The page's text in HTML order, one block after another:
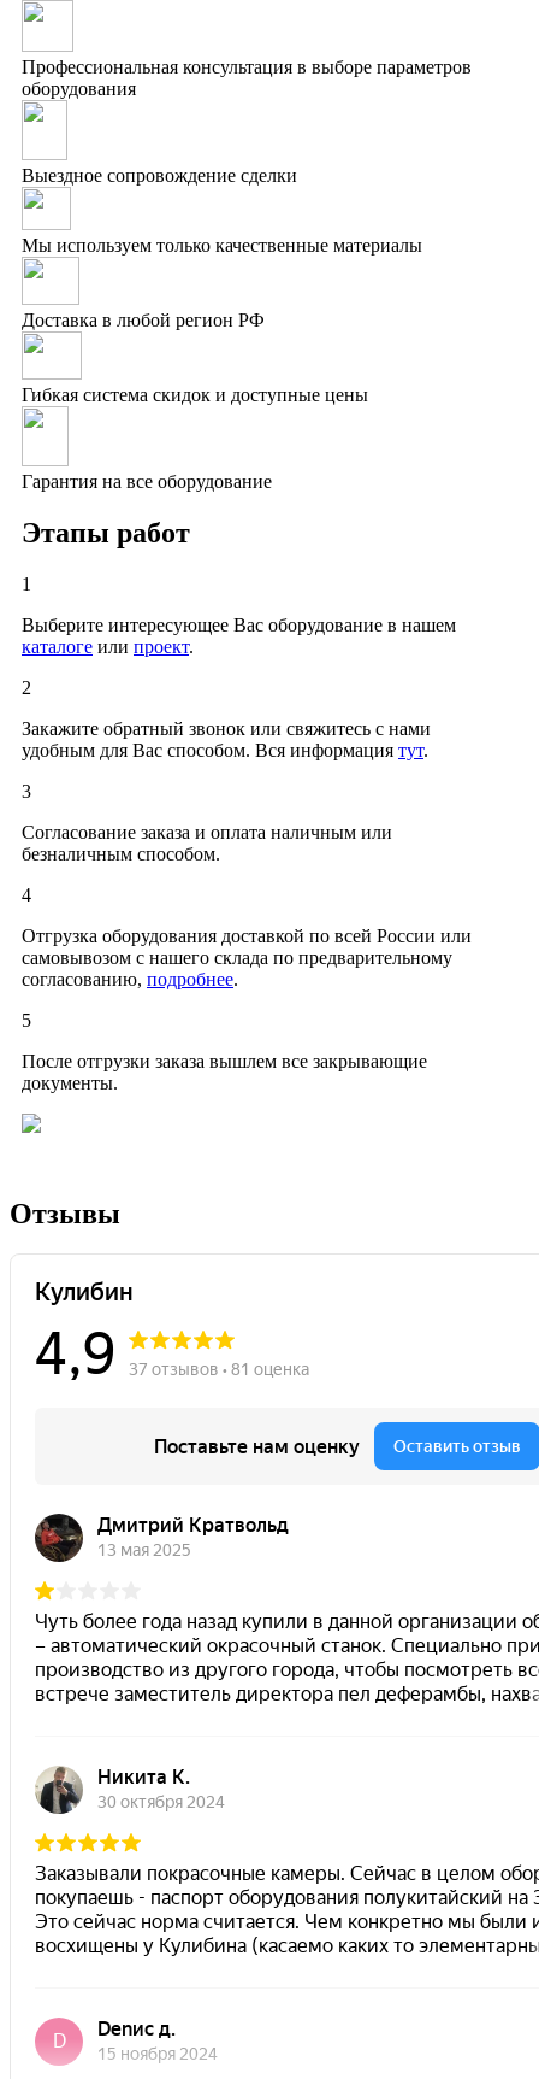
Профессиональная консультация в выборе параметров
оборудования
Выездное сопровождение сделки
Мы используем только качественные материалы
Доставка в любой регион РФ
Гибкая система скидок и доступные цены
Гарантия на все оборудование
Этапы работ
1
Выберите интересующее Вас оборудование в нашем
каталоге или проект.
2
Закажите обратный звонок или свяжитесь с нами
удобным для Вас способом. Вся информация тут.
3
Согласование заказа и оплата наличным или
безналичным способом.
4
Отгрузка оборудования доставкой по всей России или
самовывозом с нашего склада по предварительному
согласованию, подробнее.
5
После отгрузки заказа вышлем все закрывающие
документы.
Отзывы